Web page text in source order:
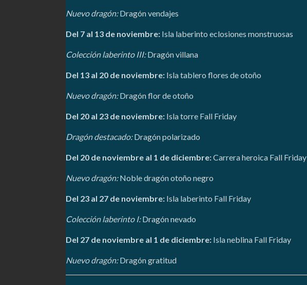
Nuevo dragón:Dragón vendajes
Del 7 al 13 de noviembre: Isla laberinto eclosiones monstruosas
Colección laberinto III:Dragón villana
Del 13 al 20 de noviembre: Isla tablero flores de otoño
Nuevo dragón:Dragón flor de otoño
Del 20 al 23 de noviembre: Isla torre Fall Friday
Dragón destacado:Dragón polarizado
Del 20 de noviembre al 1 de diciembre:Carrera heroica Fall Friday
Nuevo dragón:Noble dragón otoño negro
Del 23 al 27 de noviembre: Isla laberinto Fall Friday
Colección laberinto I:Dragón nevado
Del 27 de noviembre al 1 de diciembre: Isla neblina Fall Friday
Nuevo dragón:Dragón gratitud